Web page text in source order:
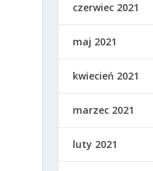
czerwiec 2021
maj 2021
kwiecień 2021
marzec 2021
luty 2021